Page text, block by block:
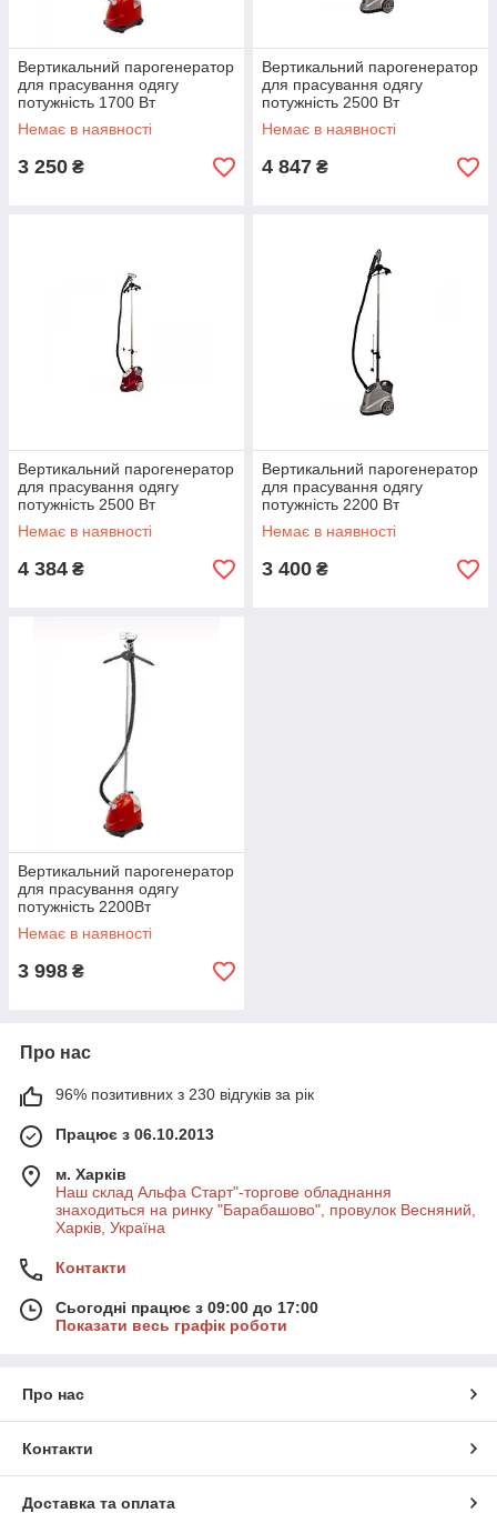
Вертикальний парогенератор
для прасування одягу
потужність 1700 Вт
Немає в наявності
3 250 ₴
Вертикальний парогенератор
для прасування одягу
потужність 2500 Вт
Немає в наявності
4 847 ₴
Вертикальний парогенератор
для прасування одягу
потужність 2500 Вт
Немає в наявності
4 384 ₴
Вертикальний парогенератор
для прасування одягу
потужність 2200 Вт
Немає в наявності
3 400 ₴
Вертикальний парогенератор
для прасування одягу
потужність 2200Вт
Немає в наявності
3 998 ₴
Про нас
96% позитивних з 230 відгуків за рік
Працює з 06.10.2013
м. Харків
Наш склад Альфа Старт"-торгове обладнання
знаходиться на ринку "Барабашово", провулок Весняний,
Харків, Україна
Контакти
Сьогодні працює з 09:00 до 17:00
Показати весь графік роботи
Про нас
Контакти
Доставка та оплата